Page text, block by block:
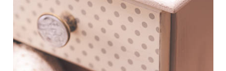
懂
得
壓
力，